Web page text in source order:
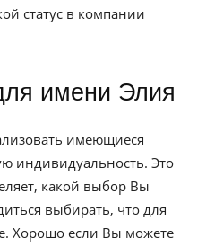
статус в компании
имени Элия
имеющиеся
индивидуальность. Это
какой выбор Вы
выбирать, что для
Хорошо если Вы можете